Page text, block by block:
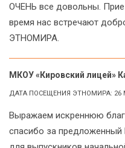
ОЧЕНЬ все довольны.
время нас встречают
ЭТНОМИРА.
МКОУ «Кировский лицей»
ДАТА ПОСЕЩЕНИЯ ЭТНОМИРА: 26
Выражаем искреннюю
спасибо за